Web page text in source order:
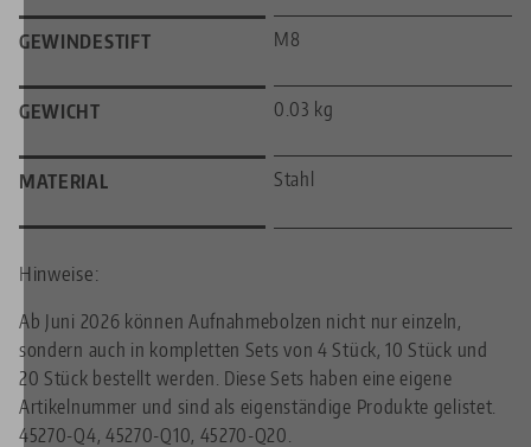
GEWINDESTIFT M8
GEWICHT 0.03 kg
MATERIAL Stahl
Hinweise:
Ab Juni 2026 können Aufnahmebolzen nicht nur einzeln,
sondern auch in kompletten Sets von 4 Stück, 10 Stück und
20 Stück bestellt werden. Diese Sets haben eine eigene
Artikelnummer und sind als eigenständige Produkte gelistet.
45270-Q4, 45270-Q10, 45270-Q20.